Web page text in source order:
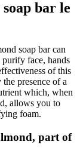
bar le
soap bar can
face, hands
of this
presence of a
which, when
allows you to
foam.
part of